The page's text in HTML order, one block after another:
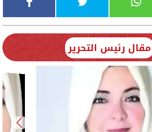
مقال رئيس التحرير